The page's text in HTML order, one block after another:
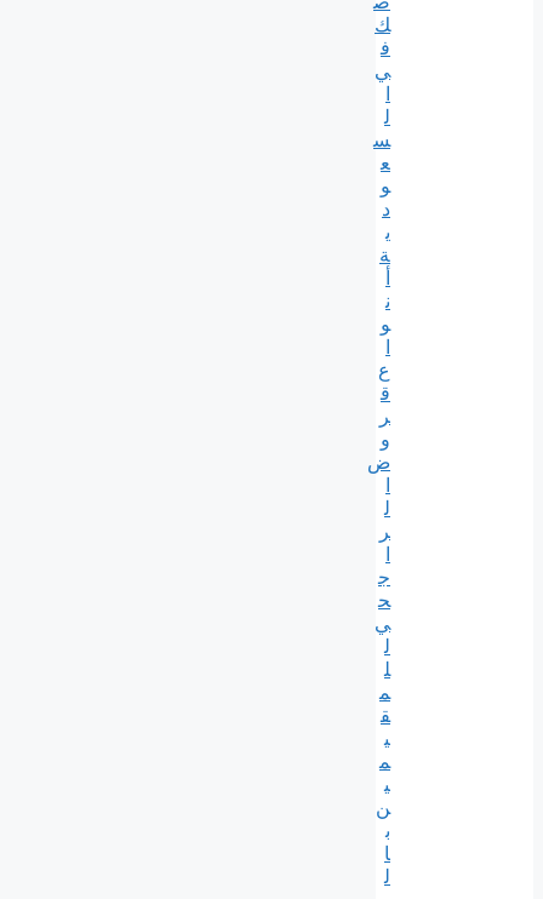
ك
ف
ي
ل
س
ع
و
د
ي
ة
ن
و
ع
ق
ر
و
ض
ل
ر
ج
ح
ي
ل
ل
م
ق
ي
م
ي
ن
ب
ا
ل